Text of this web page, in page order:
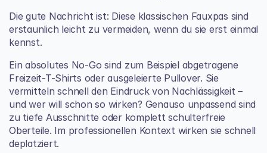
Die gute Nachricht ist: Diese klassischen Fauxpas sind
erstaunlich leicht zu vermeiden, wenn du sie erst einmal
kennst.
Ein absolutes No-Go sind zum Beispiel abgetragene
Freizeit-T-Shirts oder ausgeleierte Pullover. Sie
vermitteln schnell den Eindruck von Nachlässigkeit –
und wer will schon so wirken? Genauso unpassend sind
zu tiefe Ausschnitte oder komplett schulterfreie
Oberteile. Im professionellen Kontext wirken sie schnell
deplatziert.